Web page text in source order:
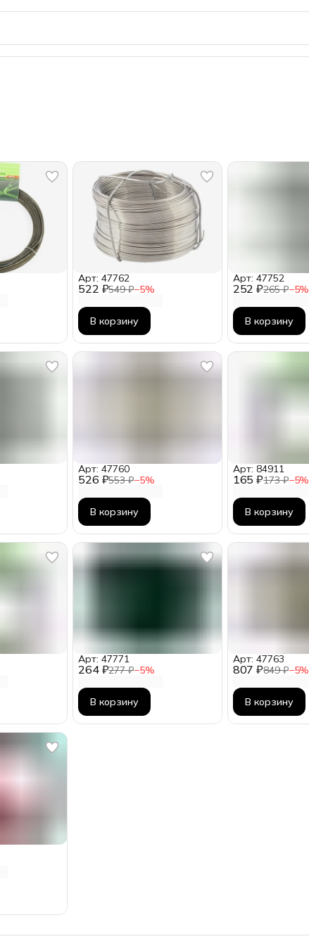
522 ₽549 ₽−5%
Арт: 47762
В корзину
252 ₽265 ₽−5%
Арт: 47752
В корзину
526 ₽553 ₽−5%
Арт: 47760
В корзину
165 ₽173 ₽−5%
Арт: 84911
В корзину
264 ₽277 ₽−5%
Арт: 47771
В корзину
807 ₽849 ₽−5%
Арт: 47763
В корзину